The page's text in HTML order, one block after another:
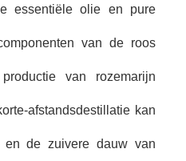
essentiële olie en pure
van de roos
van rozemarijn
afstandsdestillatie kan
de zuivere dauw van